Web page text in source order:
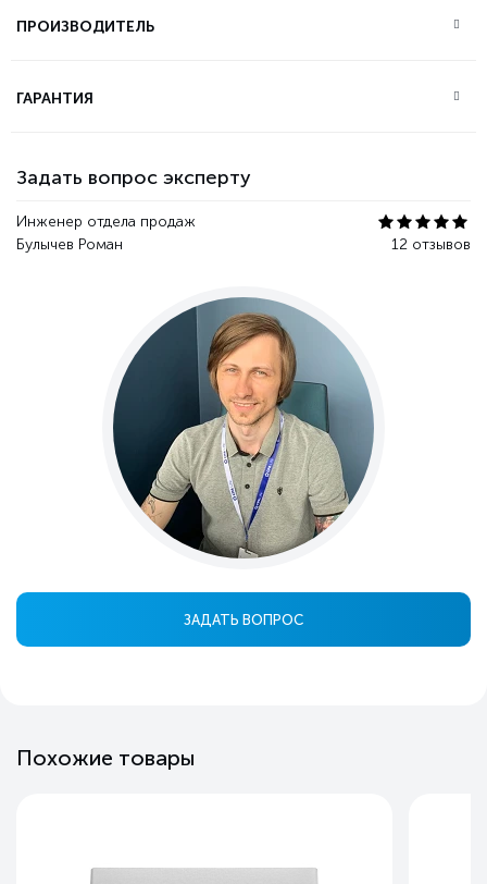
Задать вопрос эксперту
Инженер отдела продаж
Булычев Роман
12 отзывов
ЗАДАТЬ ВОПРОС
ПРОИЗВОДИТЕЛЬ
ГАРАНТИЯ
Похожие товары